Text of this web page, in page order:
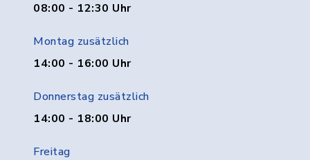
08:00 - 12:30 Uhr
Montag zusätzlich
14:00 - 16:00 Uhr
Donnerstag zusätzlich
14:00 - 18:00 Uhr
Freitag